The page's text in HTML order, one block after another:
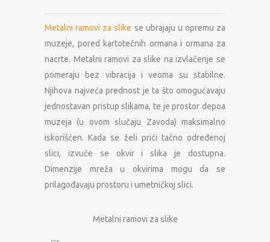
Metalni ramovi za slike se ubrajaju u opremu za
muzeje, pored kartotečnih ormana i ormana za
nacrte. Metalni ramovi za slike na izvlačenje se
pomeraju bez vibracija i veoma su stabilne.
Njihova najveća prednost je ta što omogućavaju
jednostavan pristup slikama, te je prostor depoa
muzeja (u ovom slučaju Zavoda) maksimalno
iskorišćen. Kada se želi prići tačno određenoj
slici, izvuče se okvir i slika je dostupna.
Dimenzije mreža u okvirima mogu da se
prilagođavaju prostoru i umetničkoj slici.
Metalni ramovi za slike